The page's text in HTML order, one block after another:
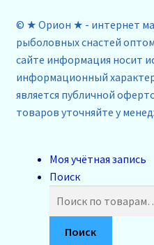
© ★ Орион ★ - интернет
рыболовных снастей
сайте информация носит
информационный характер
является публичной
товаров уточняйте у
Моя учётная запись
Поиск
Поиск